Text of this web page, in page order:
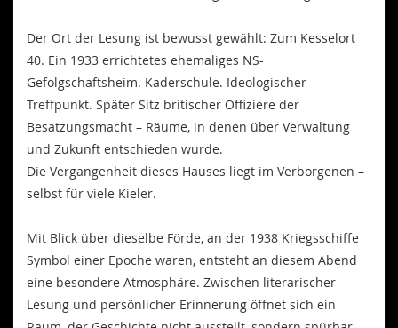
Der Ort der Lesung ist bewusst gewählt: Zum Kesselort
40. Ein 1933 errichtetes ehemaliges NS-
Gefolgschaftsheim. Kaderschule. Ideologischer
Treffpunkt. Später Sitz britischer Offiziere der
Besatzungsmacht – Räume, in denen über Verwaltung
und Zukunft entschieden wurde.
Die Vergangenheit dieses Hauses liegt im Verborgenen –
selbst für viele Kieler.
Mit Blick über dieselbe Förde, an der 1938 Kriegsschiffe
Symbol einer Epoche waren, entsteht an diesem Abend
eine besondere Atmosphäre. Zwischen literarischer
Lesung und persönlicher Erinnerung öffnet sich ein